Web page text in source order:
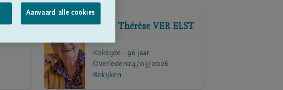
Marie Thérèse VER ELST
Koksijde - 96 jaar
Overleden24/03/2026
Bekijken
Aanvaard alle cookies